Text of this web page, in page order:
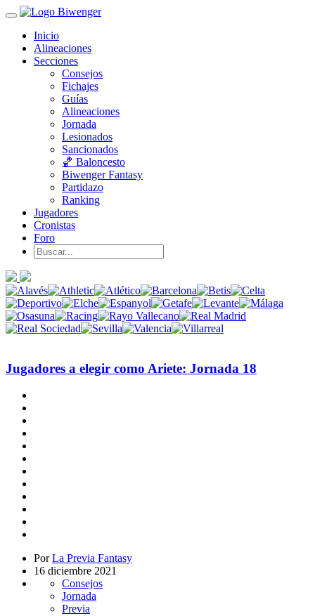
Inicio
Alineaciones
Secciones
Consejos
Fichajes
Guías
Alineaciones
Jornada
Lesionados
Sancionados
🏀 Baloncesto
Biwenger Fantasy
Partidazo
Ranking
Jugadores
Cronistas
Foro
Jugadores a elegir como Ariete: Jornada 18
PorLa Previa Fantasy
16 diciembre 2021
Consejos
Jornada
Previa